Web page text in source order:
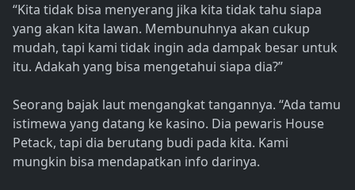
“Kita tidak bisa menyerang jika kita tidak tahu siapa
yang akan kita lawan. Membunuhnya akan cukup
mudah, tapi kami tidak ingin ada dampak besar untuk
itu. Adakah yang bisa mengetahui siapa dia?”
Seorang bajak laut mengangkat tangannya. “Ada tamu
istimewa yang datang ke kasino. Dia pewaris House
Petack, tapi dia berutang budi pada kita. Kami
mungkin bisa mendapatkan info darinya.